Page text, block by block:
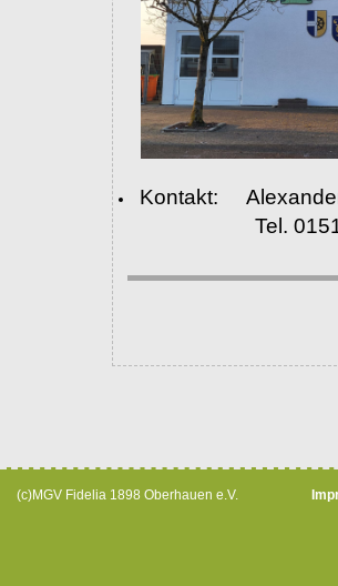
Kontakt:
Tel.
(c)MGV Fidelia 1898 Oberhauen e.V.